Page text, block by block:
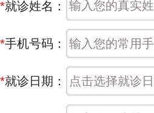
*就诊姓名：
*手机号码：
*就诊日期：